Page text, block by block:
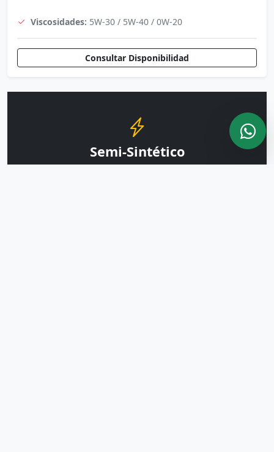
Viscosidades: 5W-30 / 5W-40 / 0W-20
Consultar Disponibilidad
Semi-Sintético